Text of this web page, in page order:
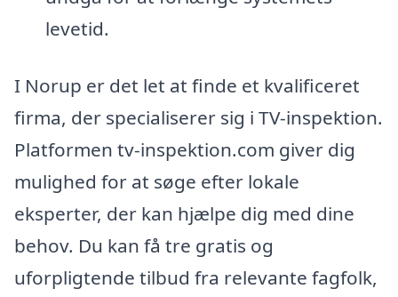
levetid.
I Norup er det let at finde et kvalificeret
firma, der specialiserer sig i TV-inspektion.
Platformen tv-inspektion.com giver dig
mulighed for at søge efter lokale
eksperter, der kan hjælpe dig med dine
behov. Du kan få tre gratis og
uforpligtende tilbud fra relevante fagfolk,